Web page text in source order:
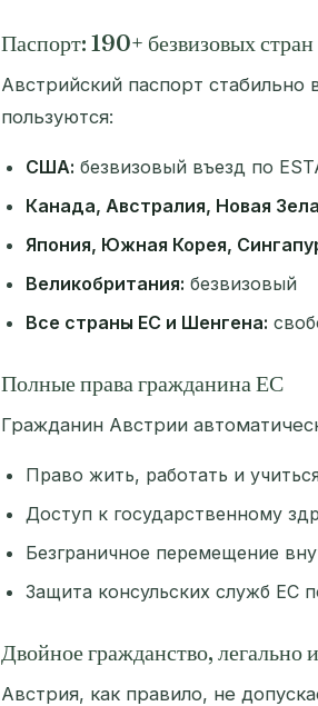
Паспорт: 190+ безвизовых стран
Австрийский паспорт
пользуются:
США: безвизовый въезд по
Канада, Австралия, Новая
Япония, Южная Корея,
Великобритания: безвизовый
Все страны ЕС и Шенгена:
Полные права гражданина ЕС
Гражданин Австрии
Право жить, работать и
Доступ к государственному
Безграничное перемещение
Защита консульских служб ЕС
Двойное гражданство, легально
Австрия, как правило, не